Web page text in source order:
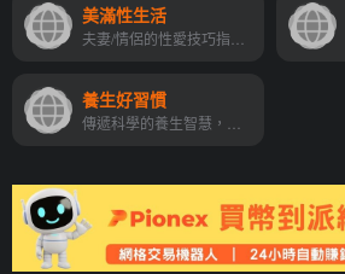
美滿性生活
養生好習慣